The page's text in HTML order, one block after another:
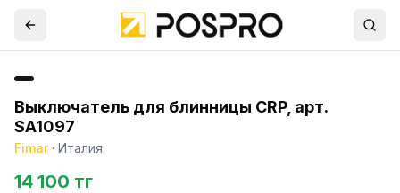
Выключатель для блинницы CRP, арт.
SA1097
Fimar· Италия
14 100 тг